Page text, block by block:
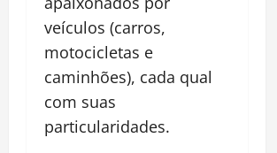
veículos (carros,
motocicletas e
caminhões), cada qual
com suas
particularidades.